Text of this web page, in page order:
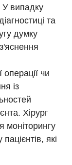
У випадку
та
думку
чи
із
Хірург
моніторингу
які